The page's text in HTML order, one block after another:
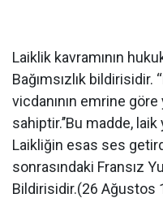
Laiklik kavramının
Bağımsızlık bildirisidir.
vicdanının emrine
sahiptir.’’Bu madde,
Laikliğin esas ses
sonrasındaki Fransız
Bildirisidir.(26 Ağustos